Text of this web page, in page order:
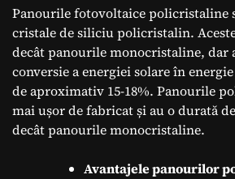
Panourile fotovoltaice policristaline
cristale de siliciu policristalin.
decât panourile monocristaline, dar
conversie a energiei solare în
de aproximativ 15-18%. Panourile
mai ușor de fabricat și au o durată
decât panourile monocristaline.
Avantajele panourilor